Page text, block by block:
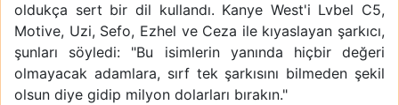
oldukça sert bir dil kullandı. Kanye West'i Lvbel C5,
Motive, Uzi, Sefo, Ezhel ve Ceza ile kıyaslayan şarkıcı,
şunları söyledi: "Bu isimlerin yanında hiçbir değeri
olmayacak adamlara, sırf tek şarkısını bilmeden şekil
olsun diye gidip milyon dolarları bırakın."